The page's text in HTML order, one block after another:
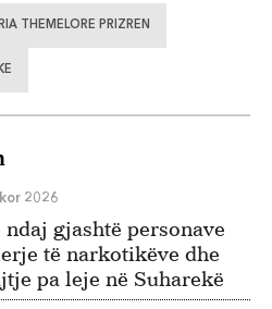
THEMELORE PRIZREN
2026
gjashtë personave
të narkotikëve dhe
pa leje në Suharekë